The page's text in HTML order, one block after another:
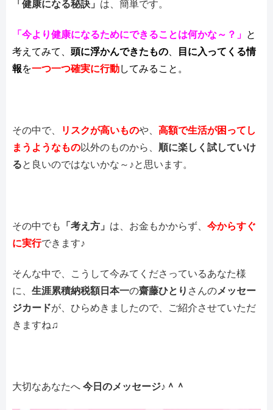
「健康になる秘訣」 は、簡単です。
「今より健康になるためにできることは何かな～？」 と
考えてみて、 頭に浮かんできたもの
目に入ってくる情
報を一つ一つ確実に行動してみること。
その中で、 リスクが高いものや、 高額で生活が困ってし
まうようなもの以外のものから、 順に楽しく試していけ
ると良いのではないかな～♪と思います。
その中でも 「考え方」 は、お金もかからず、 今からすぐ
に実行できます♪
そんな中で、こうして今みてくださっているあなた様
に、 生涯累積納税額日本一の齋藤ひとり さんのメッセー
ジカードが、ひらめきましたので、ご紹介させていただ
きますね♫
大切なあなたへ 今日のメッセージ♪＾＾